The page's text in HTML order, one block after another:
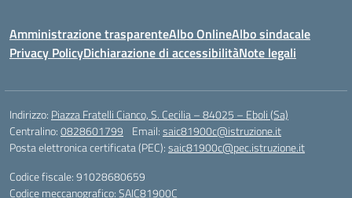
Amministrazione trasparenteAlbo OnlineAlbo sindacale
Privacy PolicyDichiarazione di accessibilitàNote legali
Indirizzo: Piazza Fratelli Cianco, S. Cecilia – 84025 – Eboli (Sa)
Centralino:0828601799 Email:saic81900c@istruzione.it
Posta elettronica certificata (PEC):saic81900c@pec.istruzione.it
Codice fiscale: 91028680659
Codice meccanografico:SAIC81900C